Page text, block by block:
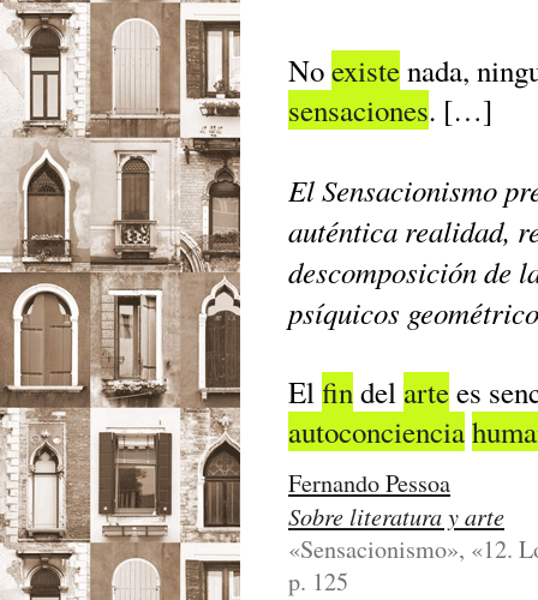
Noexistenada,
sensaciones. […]
El Sensacionismo
auténtica realidad,
descomposición de
psíquicos
Elfindel artees
autoconciencia
Fernando Pessoa
Sobre literatura y arte
«Sensacionismo», «12.
p. 125